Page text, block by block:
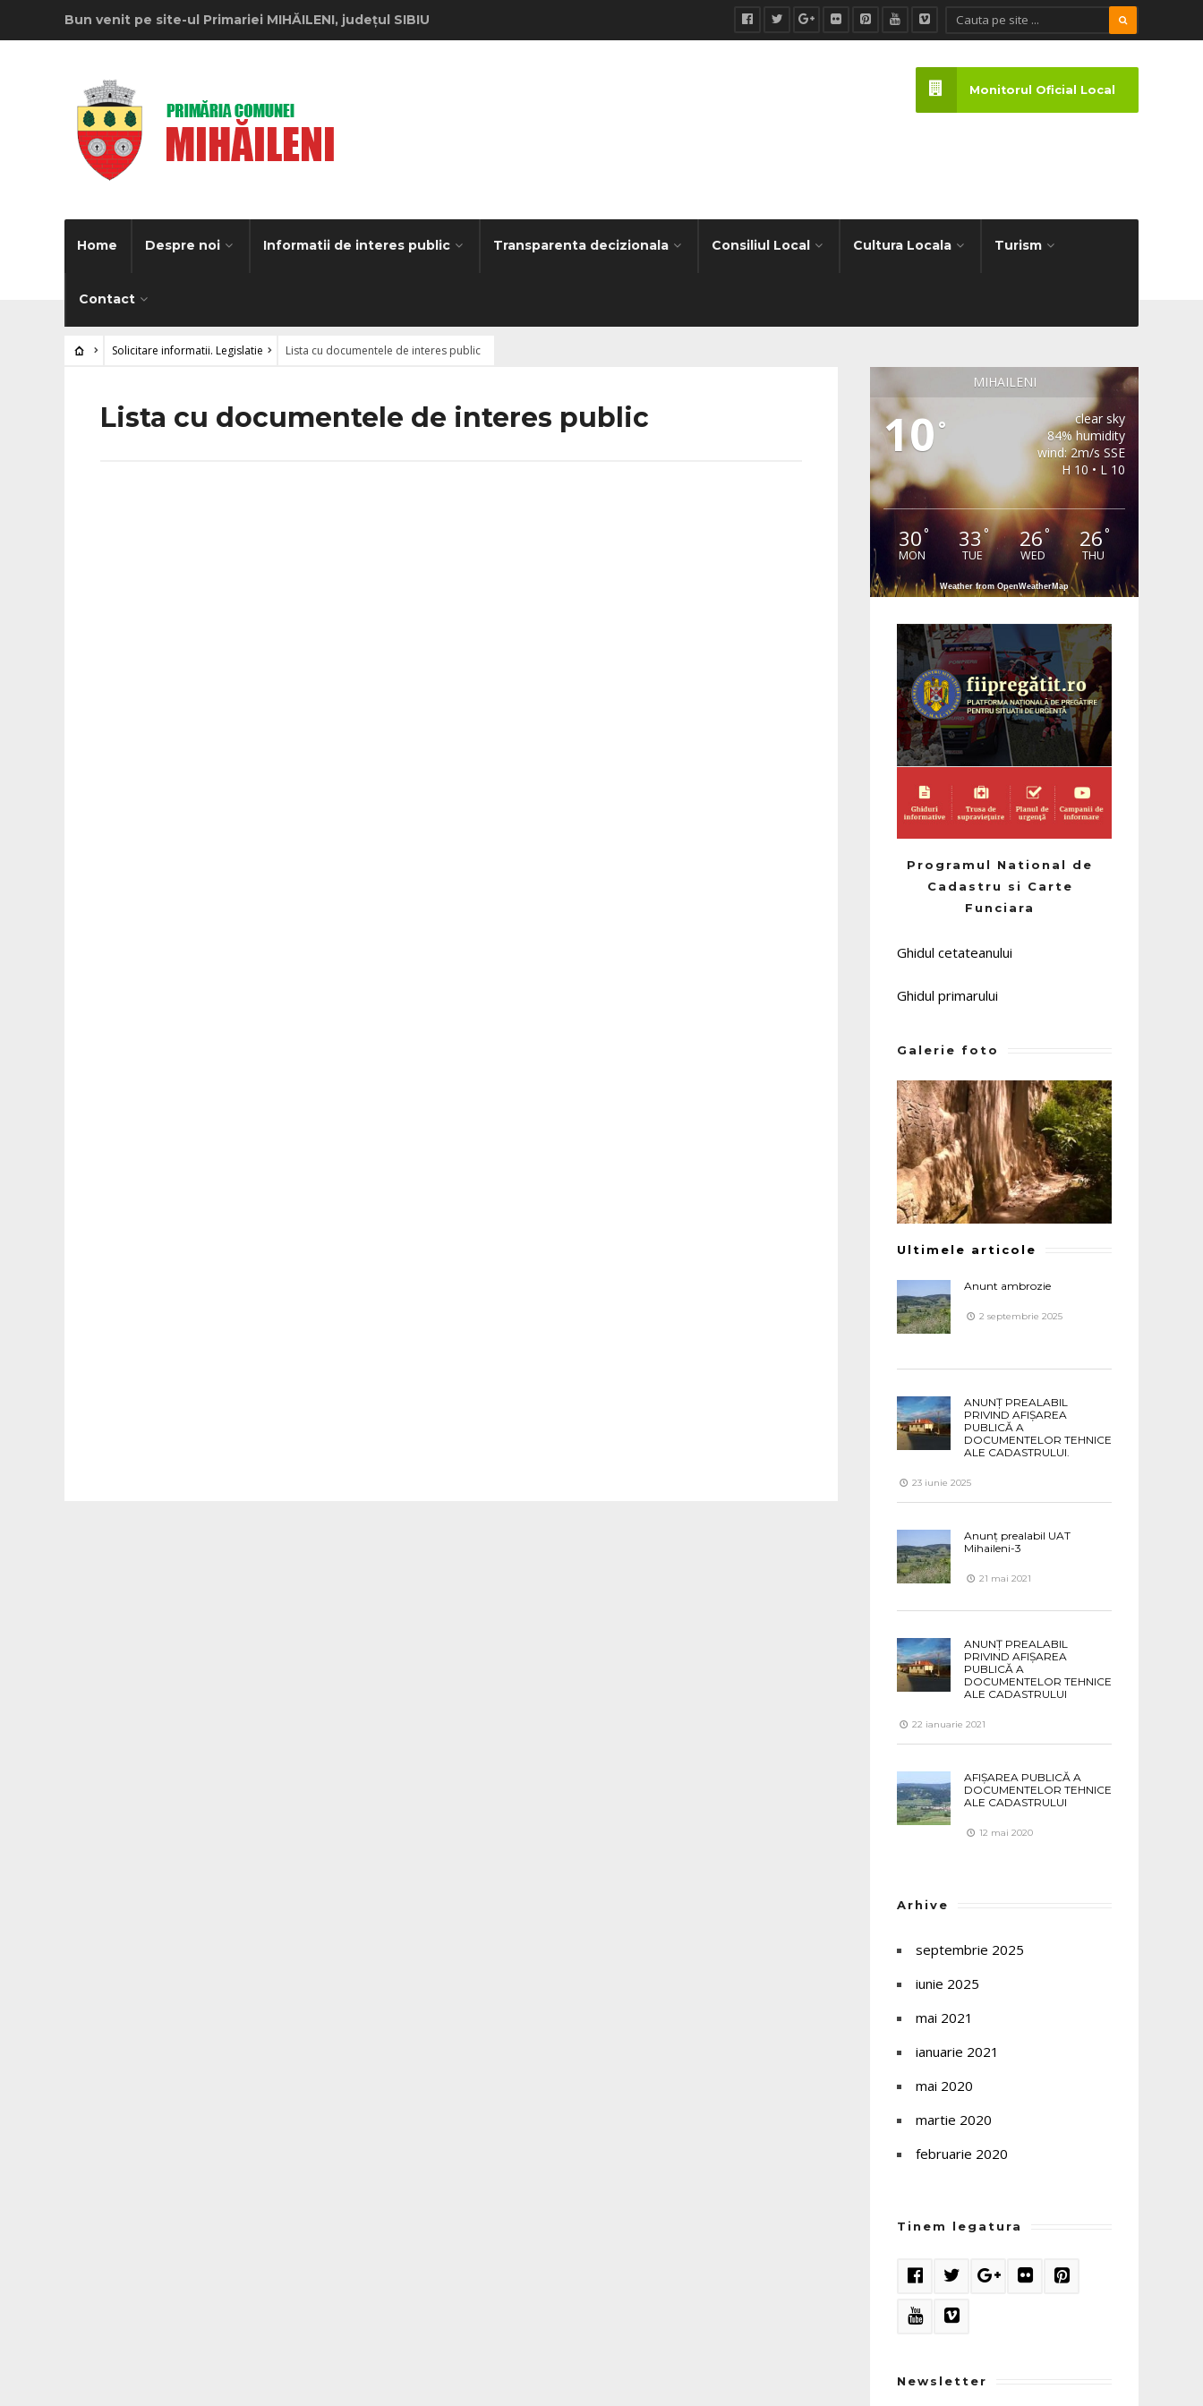
Bun venit pe site-ul Primariei MIHĂILENI, județul SIBIU
Home Despre noi Informatii de interes public Transparenta decizionala Consiliul Local Cultura Locala Turism
Contact
Monitorul Oficial Local
Solicitare informatii. Legislatie Lista cu documentele de interes public
Lista cu documentele de interes public
MIHAILENI
10 °
clear sky
84% humidity
wind: 2m/s SSE
H 10 • L 10
30°
MON
33°
TUE
26°
WED
26°
THU
Weather from OpenWeatherMap
Programul National de
Cadastru si Carte
Funciara
Ghidul cetateanului
Ghidul primarului
Galerie foto
Ultimele articole
Anunt ambrozie
2 septembrie 2025
ANUNȚ PREALABIL
PRIVIND AFIȘAREA
PUBLICĂ A
DOCUMENTELOR TEHNICE
ALE CADASTRULUI.
23 iunie 2025
Anunț prealabil UAT
Mihaileni-3
21 mai 2021
ANUNȚ PREALABIL
PRIVIND AFIȘAREA
PUBLICĂ A
DOCUMENTELOR TEHNICE
ALE CADASTRULUI
22 ianuarie 2021
AFIȘAREA PUBLICĂ A
DOCUMENTELOR TEHNICE
ALE CADASTRULUI
12 mai 2020
Arhive
septembrie 2025
iunie 2025
mai 2021
ianuarie 2021
mai 2020
martie 2020
februarie 2020
Tinem legatura
Newsletter